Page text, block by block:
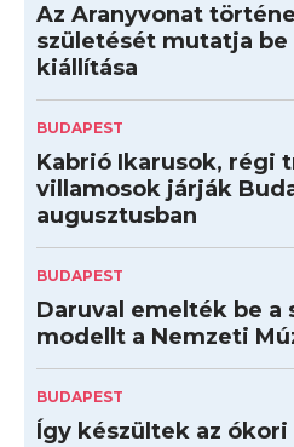
Az Aranyvonat
születését mutatja be
kiállítása
BUDAPEST
Kabrió Ikarusok, régi
villamosok járják
augusztusban
BUDAPEST
Daruval emelték be a
modellt a Nemzeti
BUDAPEST
Így készültek az